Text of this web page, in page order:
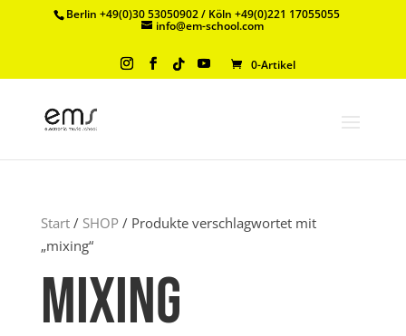
Berlin +49(0)30 53050902 / Köln +49(0)221 17055055
info@em-school.com
0-Artikel
Start/ SHOP/ Produkte verschlagwortet mit
„mixing“
mixing